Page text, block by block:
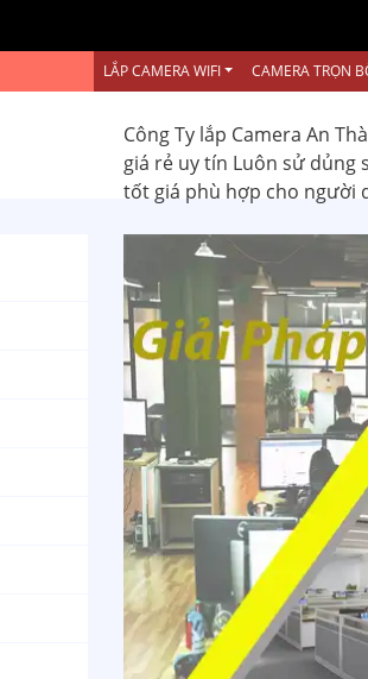
LẮP CAMERA WIFI CAMERA TRỌN
Công Ty lắp Camera An
giá rẻ uy tín Luôn sử dủng
tốt giá phù hợp cho người